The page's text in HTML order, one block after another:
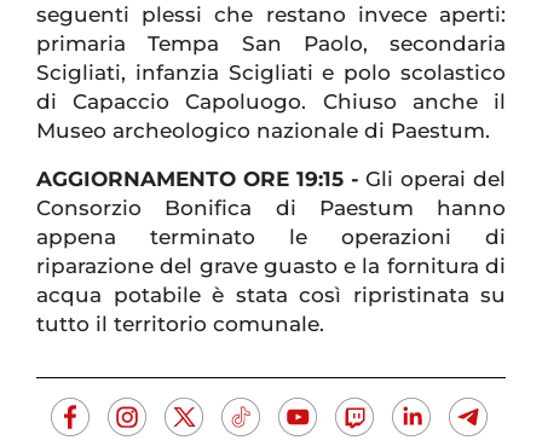
seguenti plessi che restano invece aperti:
primaria Tempa San Paolo, secondaria
Scigliati, infanzia Scigliati e polo scolastico
di Capaccio Capoluogo. Chiuso anche il
Museo archeologico nazionale di Paestum.
AGGIORNAMENTO ORE 19:15 - Gli operai del
Consorzio Bonifica di Paestum hanno
appena terminato le operazioni di
riparazione del grave guasto e la fornitura di
acqua potabile è stata così ripristinata su
tutto il territorio comunale.